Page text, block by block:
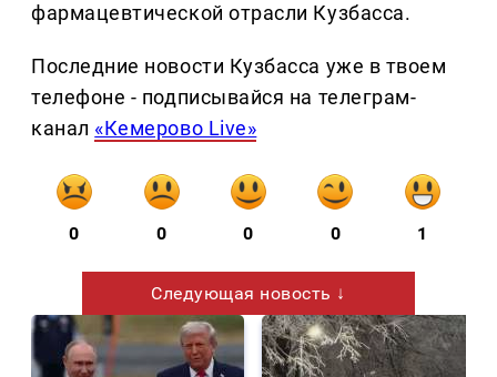
фармацевтической отрасли Кузбасса.
Последние новости Кузбасса уже в твоем
телефоне - подписывайся на телеграм-
канал «Кемерово Live»
0 0 0 0 1
Следующая новость ↓